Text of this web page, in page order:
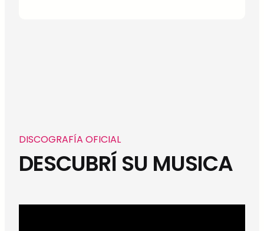
DISCOGRAFÍA OFICIAL
DESCUBRÍ SU MUSICA